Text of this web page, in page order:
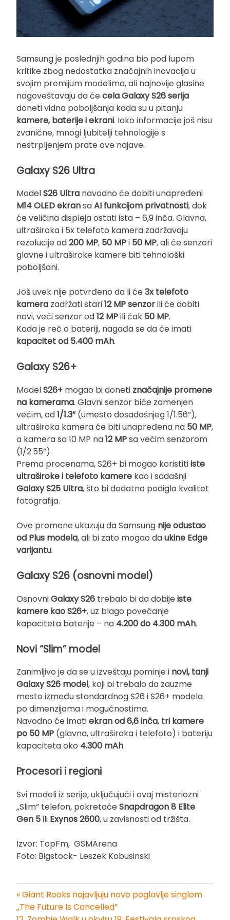
Samsung je poslednjih godina bio pod lupom
kritike zbog nedostatka značajnih inovacija u
svojim premijum modelima, ali najnovije glasine
nagoveštavaju da će cela Galaxy S26 serija
doneti vidna poboljšanja kada su u pitanju
kamere, baterije i ekrani. Iako informacije još nisu
zvanične, mnogi ljubitelji tehnologije s
nestrpljenjem prate ove najave.
Galaxy S26 Ultra
ModelS26 Ultra navodno će dobiti unapređeni
M14 OLED ekransaAI funkcijom privatnosti, dok
će veličina displeja ostati ista – 6,9 inča. Glavna,
ultraširoka i 5x telefoto kamera zadržavaju
rezolucije od200 MP, 50 MPi 50 MP, ali će senzori
glavne i ultraširoke kamere biti tehnološki
poboljšani.
Još uvek nije potvrđeno da li će 3x telefoto
kamera zadržati stari12 MP senzorili će dobiti
novi, veći senzor od12 MPili čak 50 MP.
Kada je reč o bateriji, nagađa se da će imati
kapacitet od 5.400 mAh.
Galaxy S26+
ModelS26+ mogao bi doneti značajnije promene
na kamerama. Glavni senzor biće zamenjen
većim, od1/1.3”(umesto dosadašnjeg 1/1.56”),
ultraširoka kamera će biti unapređena na 50 MP,
a kamera sa 10 MP na12 MPsa većim senzorom
(1/2.55”).
Prema procenama, S26+ bi mogao koristitiiste
ultraširoke i telefoto kamere kao i sadašnji
Galaxy S25 Ultra, što bi dodatno podiglo kvalitet
fotografija.
Ove promene ukazuju da Samsung nije odustao
od Plus modela, ali bi zato mogao daukine Edge
varijantu.
Galaxy S26 (osnovni model)
OsnovniGalaxy S26 trebalo bi da dobije iste
kamere kao S26+, uz blago povećanje
kapaciteta baterije – na 4.200 do 4.300 mAh.
Novi “Slim” model
Zanimljivo je da se u izveštaju pominje i novi, tanji
Galaxy S26 model, koji bi trebalo da zauzme
mesto između standardnog S26 i S26+ modela
po dimenzijama i mogućnostima.
Navodno će imatiekran od 6,6 inča, tri kamere
po 50 MP (glavna, ultraširoka i telefoto) i bateriju
kapaciteta oko 4.300 mAh.
Procesori i regioni
Svi modeli iz serije, uključujući i ovaj misteriozni
„Slim“ telefon, pokretaće Snapdragon 8 Elite
Gen 5ili Exynos 2600, u zavisnosti od tržišta.
Izvor: TopFm, GSMArena
Foto: Bigstock- Leszek Kobusinski
Kretanje
« Giant Rooks najavljuju novo poglavlje singlom
„The Future Is Cancelled”